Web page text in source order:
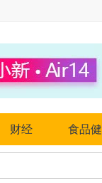
财经 食品